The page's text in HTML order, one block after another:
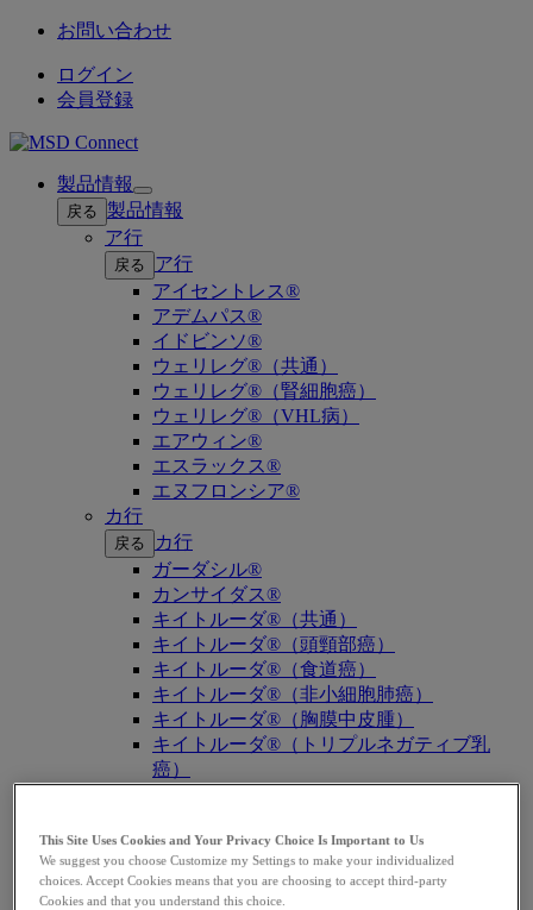
お問い合わせ
ログイン
会員登録
製品情報
Open
submenu
戻る 製品情報
ア行
戻る
ア行
アイセントレス®
アデムパス®
イドビンソ®
ウェリレグ®（共通）
ウェリレグ®（腎細胞癌）
ウェリレグ®（VHL病）
エアウィン®
エスラックス®
エヌフロンシア®
カ行
戻る
カ行
ガーダシル®
カンサイダス®
キイトルーダ®（共通）
キイトルーダ®（頭頸部癌）
キイトルーダ®（食道癌）
キイトルーダ®（非小細胞肺癌）
キイトルーダ®（胸膜中皮腫）
キイトルーダ®（トリプルネガティブ乳
癌）
キイトルーダ®（腎細胞癌）
キイトルーダ®（尿路上皮癌）
キイトルーダ®（子宮体癌）
This Site Uses Cookies and Your Privacy Choice Is Important to Us
We suggest you choose Customize my Settings to make your individualized
choices. Accept Cookies means that you are choosing to accept third-party
Cookies and that you understand this choice.